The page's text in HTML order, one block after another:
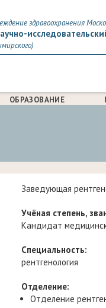
здравоохранения
ОБРАЗОВАНИЕ
Заведующая
Учёная степень,
Кандидат
Специальность:
рентгенология
Отделение:
Отделение